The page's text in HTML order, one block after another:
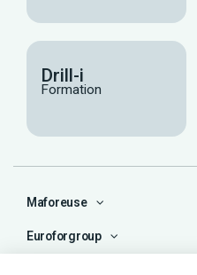
Drill-i
Formation
Maforeuse
Euroforgroup